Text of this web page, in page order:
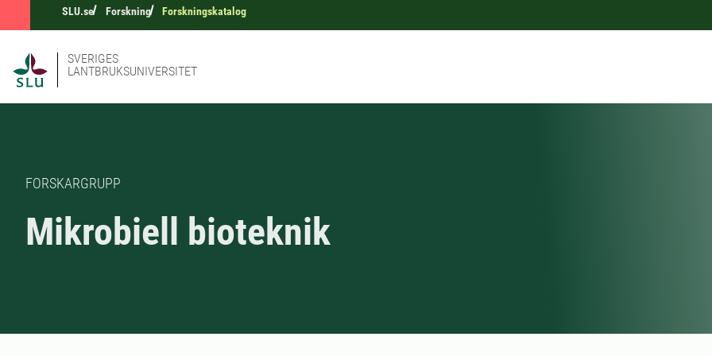
SLU.se Forskning Forskningskatalog
SVERIGES
LANTBRUKSUNIVERSITET
FORSKARGRUPP
Mikrobiell bioteknik